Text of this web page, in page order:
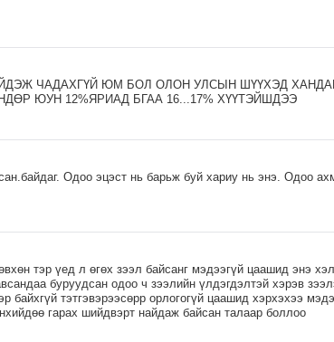
ЧАДАХГҮЙ ЮМ БОЛ ОЛОН УЛСЫН ШҮҮХЭД
ЮУН 12%ЯРИАД БГАА 16...17% ХҮҮТЭЙШДЭЭ
Одоо эцэст нь барьж буй хариу нь энэ. Одоо
тэр үед л өгөх зээл байсанг мэдээгүй цаашид энэ
буруудсан одоо ч зээлийн үлдэгдэлтэй хэрэв
байхгүй тэтгэвэрээсөрр орлогогүй цаашид хэрхэхээ
гарах шийдвэрт найдаж байсан талаар боллоо